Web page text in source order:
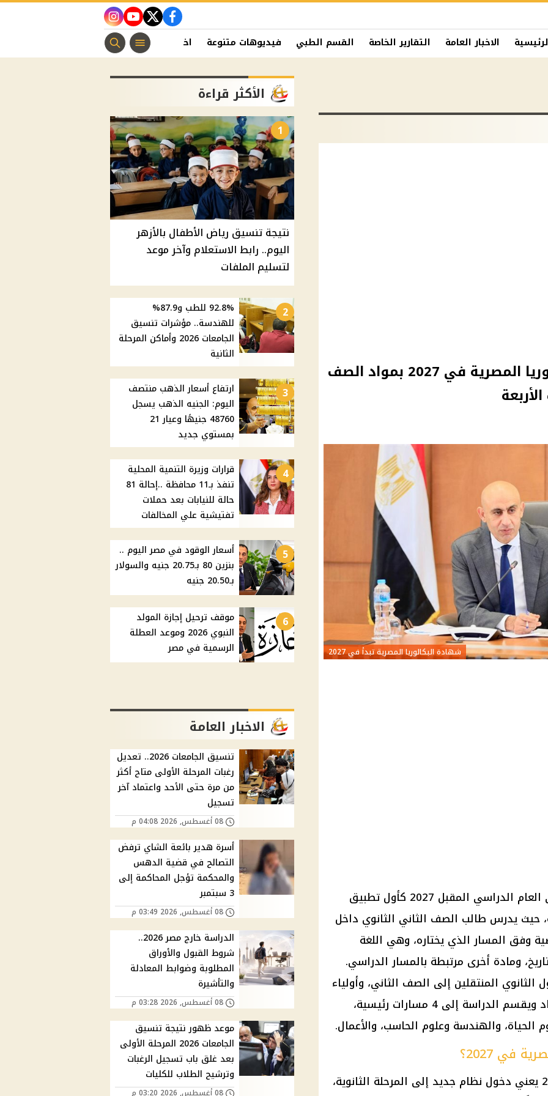
facebook
twitter
youtube
instagram
الاخبار العامة التقارير الخاصة القسم الطبي فيديوهات متنوعة اخبار الفن منوعات مسيحية
بدء تطبيق شهادة البكالوريا المصرية في 2027 بمواد الصف
شهادة البكالوريا المصرية تبدأ في 2027
تبدأ شهادة البكالوريا المصرية في العام الدراسي المقبل 2027 كأول تطبيق
حيث يدرس طالب الصف الثاني الثانوي داخل
تخصصية وفق المسار الذي يختاره، وهي اللغة
ومادة أخرى مرتبطة بالمسار الدراسي.
المنتقلين إلى الصف الثاني، وأولياء
الأمور، لأنه يغير طريقة اختيار المواد ويقسم الدراسة إلى 4 مسارات رئيسية،
الحياة، والهندسة وعلوم الحاسب، والأعمال.
في 2027؟
تطبيق البكالوريا المصرية في 2027 يعني دخول نظام جديد إلى المرحلة الثانوية،
الأكثر قراءة
1
نتيجة تنسيق رياض الأطفال بالأزهر
اليوم.. رابط الاستعلام وآخر موعد
لتسليم الملفات
2
92.8% للطب و87.9%
للهندسة.. مؤشرات تنسيق
الجامعات 2026 وأماكن المرحلة
الثانية
3
ارتفاع أسعار الذهب منتصف
اليوم: الجنيه الذهب يسجل
48760 جنيهًا وعيار 21
بمستوي جديد
4
قرارات وزيرة التنمية المحلية
تنفذ بـ11 محافظة ..إحالة 81
حالة للنيابات بعد حملات
تفتيشية علي المخالفات
5
أسعار الوقود في مصر اليوم ..
بنزين 80 بـ20.75 جنيه والسولار
بـ20.50 جنيه
6
موقف ترحيل إجازة المولد
النبوي 2026 وموعد العطلة
الرسمية في مصر
الاخبار العامة
تنسيق الجامعات 2026.. تعديل
رغبات المرحلة الأولى متاح أكثر
من مرة حتى الأحد واعتماد آخر
تسجيل
08 أغسطس, 2026 04:08 م
أسرة هدير بائعة الشاي ترفض
التصالح في قضية الدهس
والمحكمة تؤجل المحاكمة إلى
3 سبتمبر
08 أغسطس, 2026 03:49 م
الدراسة خارج مصر 2026..
شروط القبول والأوراق
المطلوبة وضوابط المعادلة
والتأشيرة
08 أغسطس, 2026 03:28 م
موعد ظهور نتيجة تنسيق
الجامعات 2026 المرحلة الأولى
بعد غلق باب تسجيل الرغبات
وترشيح الطلاب للكليات
08 أغسطس, 2026 03:20 م